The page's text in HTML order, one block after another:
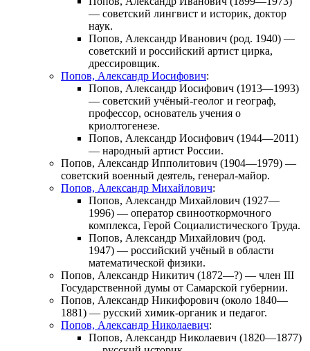
— советский лингвист и историк, доктор
наук.
Попов, Александр Иванович (род. 1940) —
советский и российский артист цирка,
дрессировщик.
Попов, Александр Иосифович:
Попов, Александр Иосифович (1913—1993)
— советский учёный-геолог и географ,
профессор, основатель учения о
криолтогенезе.
Попов, Александр Иосифович (1944—2011)
— народный артист России.
Попов, Александр Ипполитович (1904—1979) —
советский военный деятель, генерал-майор.
Попов, Александр Михайлович:
Попов, Александр Михайлович (1927—
1996) — оператор свинооткормочного
комплекса, Герой Социалистического Труда.
Попов, Александр Михайлович (род.
1947) — российский учёный в области
математической физики.
Попов, Александр Никитич (1872—?) — член III
Государственной думы от Самарской губернии.
Попов, Александр Никифорович (около 1840—
1881) — русский химик-органик и педагог.
Попов, Александр Николаевич:
Попов, Александр Николаевич (1820—1877)